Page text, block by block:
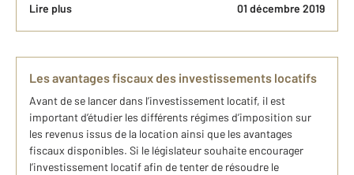
Lire plus 01 décembre 2019
Les avantages fiscaux des investissements locatifs
Avant de se lancer dans l’investissement locatif, il est
important d’étudier les différents régimes d’imposition sur
les revenus issus de la location ainsi que les avantages
fiscaux disponibles. Si le législateur souhaite encourager
l’investissement locatif afin de tenter de résoudre le